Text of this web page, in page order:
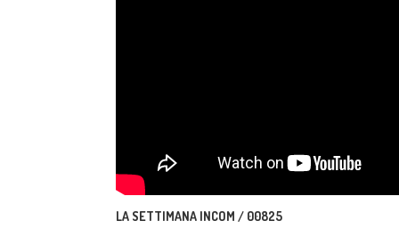
LA SETTIMANA INCOM / 00825